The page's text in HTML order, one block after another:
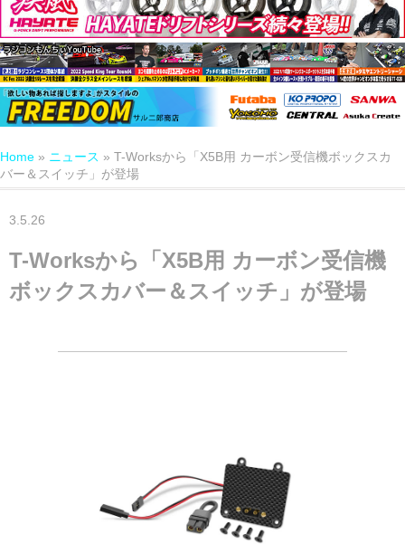
Home » ニュース » T-Worksから「X5B用 カーボン受信機ボックスカ
バー＆スイッチ」が登場
3.5.26
T-Worksから「X5B用 カーボン受信機
ボックスカバー＆スイッチ」が登場